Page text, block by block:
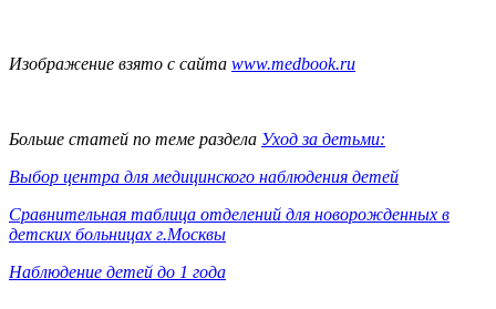
Изображение взято с сайта www.medbook.ru
Больше статей по теме раздела Уход за детьми:
Выбор центра для медицинского наблюдения детей
Сравнительная таблица отделений для новорожденных в
детских больницах г.Москвы
Наблюдение детей до 1 года